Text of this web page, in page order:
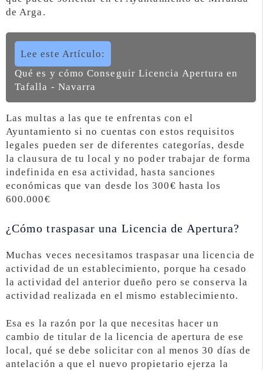
de Arga.
Lee este Artículo:
Qué es y cómo Conseguir Licencia Apertura en
Tafalla - Navarra
Las multas a las que te enfrentas con el
Ayuntamiento si no cuentas con estos requisitos
legales pueden ser de diferentes categorías, desde
la clausura de tu local y no poder trabajar de forma
indefinida en esa actividad, hasta sanciones
económicas que van desde los 300€ hasta los
600.000€
¿Cómo traspasar una Licencia de Apertura?
Muchas veces necesitamos traspasar una licencia de
actividad de un establecimiento, porque ha cesado
la actividad del anterior dueño pero se conserva la
actividad realizada en el mismo establecimiento.
Esa es la razón por la que necesitas hacer un
cambio de titular de la licencia de apertura de ese
local, qué se debe solicitar con al menos 30 días de
antelación a que el nuevo propietario ejerza la